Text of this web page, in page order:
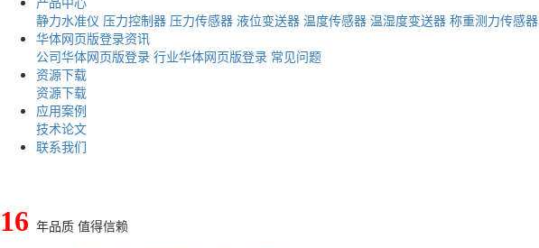
静力水准仪 压力控制器 压力传感器 液位变送器 温度传感器 温湿度变送器 称重测力传感器
华体网页版登录资讯
公司华体网页版登录 行业华体网页版登录 常见问题
资源下载
资源下载
应用案例
技术论文
联系我们
16 年品质 值得信赖